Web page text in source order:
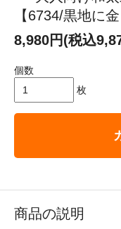
【6734/黒地に金
8,980円(税込
個数
枚
商品の説明